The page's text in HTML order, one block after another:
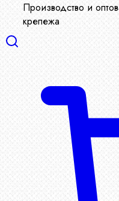
Производство и
крепежа